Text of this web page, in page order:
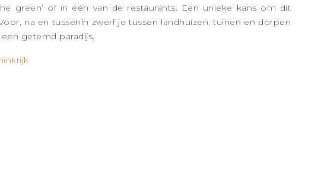
green’ of in één van de restaurants. Een unieke kans om dit
na en tussenin zwerf je tussen landhuizen, tuinen en dorpen
getemd paradijs.